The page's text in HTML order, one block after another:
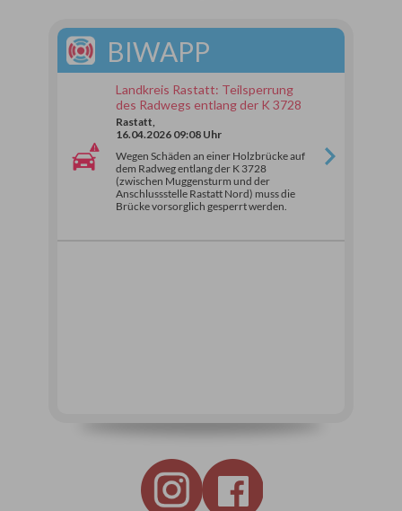
BIWAPP
Landkreis Rastatt: Teilsperrung
des Radwegs entlang der K 3728
Rastatt,
16.04.2026 09:08 Uhr
Wegen Schäden an einer Holzbrücke auf
dem Radweg entlang der K 3728
(zwischen Muggensturm und der
Anschlussstelle Rastatt Nord) muss die
Brücke vorsorglich gesperrt werden.